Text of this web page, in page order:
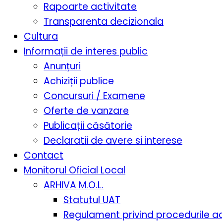
Rapoarte activitate
Transparenta decizionala
Cultura
Informații de interes public
Anunțuri
Achiziții publice
Concursuri / Examene
Oferte de vanzare
Publicații căsătorie
Declaratii de avere si interese
Contact
Monitorul Oficial Local
ARHIVA M.O.L.
Statutul UAT
Regulament privind procedurile